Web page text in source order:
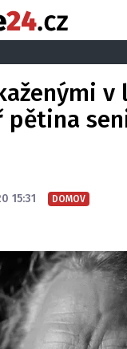
v
pětina
15:31
DOMOV